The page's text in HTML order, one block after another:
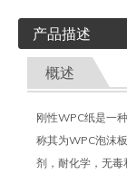
产品描述
概述
刚性WPC纸是一
称其为WPC泡沫
剂，耐化学，无毒